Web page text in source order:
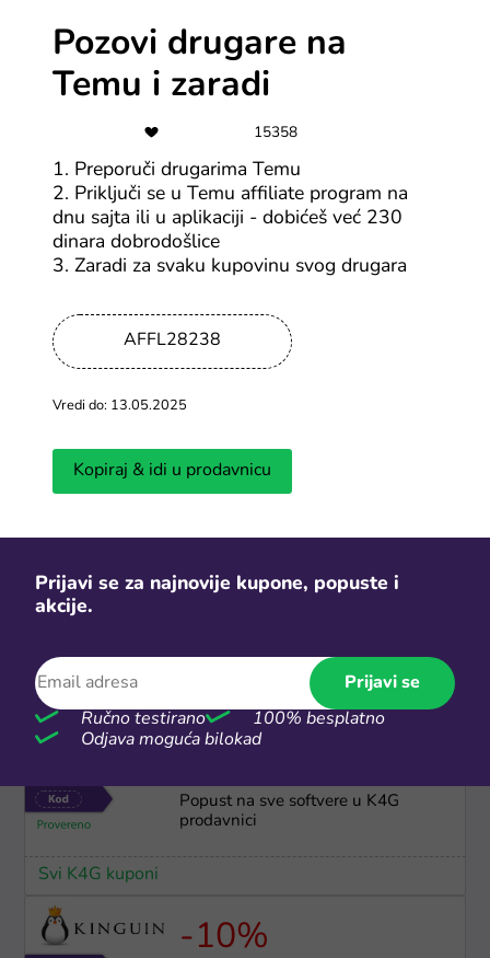
-3%
Kupon za 3% popusta na poklon
Svi Gameseal kuponi
-10%
Kupon za 10% na sve - igrice,
software i drugo
Svi Gameseal kuponi
-15%
softvere
10.000 dinara
Svi Temu kuponi
Popust na sve softvere u K4G
prodavnici
Svi K4G kuponi
-10%
Pozovi drugare na
Temu i zaradi
15358
1. Preporuči drugarima Temu
2. Priključi se u Temu affiliate program na
dnu sajta ili u aplikaciji - dobićeš već 230
dinara dobrodošlice
3. Zaradi za svaku kupovinu svog drugara
AFFL28238
Vredi do: 13.05.2025
Kopiraj & idi u prodavnicu
Prijavi se za najnovije kupone, popuste i
akcije.
Prijavi se
Ručno testirano
100% besplatno
Odjava moguća bilokad